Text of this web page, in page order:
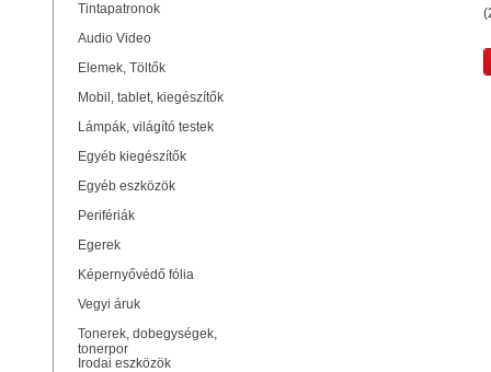
Tintapatronok
Audio Video
Elemek, Töltők
Mobil, tablet, kiegészítők
Lámpák, világító testek
Egyéb kiegészítők
Egyéb eszközök
Perifériák
Egerek
Képernyővédő fólia
Vegyi áruk
Tonerek, dobegységek,
tonerpor
Irodai eszközök